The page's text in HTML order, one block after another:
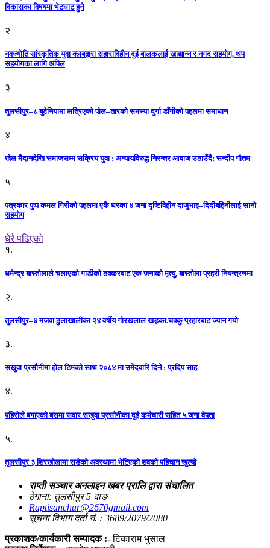
विकासका विषयमा भेटघाट हुने
२
नवज्योति सांस्कृतिक युवा क्लबद्वारा सहाराविहीन दुई बालकलाई खाद्यान्न र नगद सहयोग, थप
सहयोगका लागि अपिल
३
तुलसीपुर–८ बुटेनियामा लत्रिएको पोल–तारको समस्या दुर्गा डाँगीको पहलमा समाधान
४
खेल मैदानदेखि समाजसम्म सक्रिय युवा : अन्यायविरुद्ध निरन्तर आवाज उठाउँदै: सन्दीप गौतम
५
पत्रकार पुष्प कमल गिरीको पहलमा एकै घरका ४ जना दृष्टिविहीन दाजुभाइ–दिदीबहिनीलाई सानो
सहयोग
धेरै पढिएको
१.
धमेन्द्र बास्तोलाले चलाएको गाडीको ठक्करबाट एक जनाको मृत्यु, बास्तोला प्रहरी नियन्त्रणमा
२.
तुलसीपुर–४ मजवा ठुलाखालीका २४ वर्षीय गोरखलाल खड्का.चक्कु प्रहारबाट ज्यान गयो
३.
सखुवा प्रसौनीमा होल टिमको साथ २०८४ मा उमेदवारि दिने : प्रदिप साह
४.
पहिराेले बगाएकाे बसमा सवार सखुवा प्रसाैनीका दुई कर्मचारी सहित ५ जना वेपता
५.
तुलसीपुर ३ शिरखोलामा सडेको अवस्थामा भेटिएको शवको पहिचान खुल्यो
राप्ती सञ्चार अनलाइन खबर प्रालि द्वारा संचालित
ठेगाना: तुलसीपुर 5 दाङ
Raptisanchar@2670gmail.com
सूचना विभाग दर्ता नं. : 3689/2079/2080
प्रकाशक/कार्यकारी सम्पादक :-टिकाराम भुसाल